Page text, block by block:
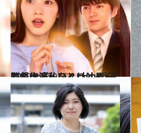
2020.12.20
のん出演、ひとりはしんどいor楽しい？ 大九明子監督作『私をくいとめて』
カルチャー